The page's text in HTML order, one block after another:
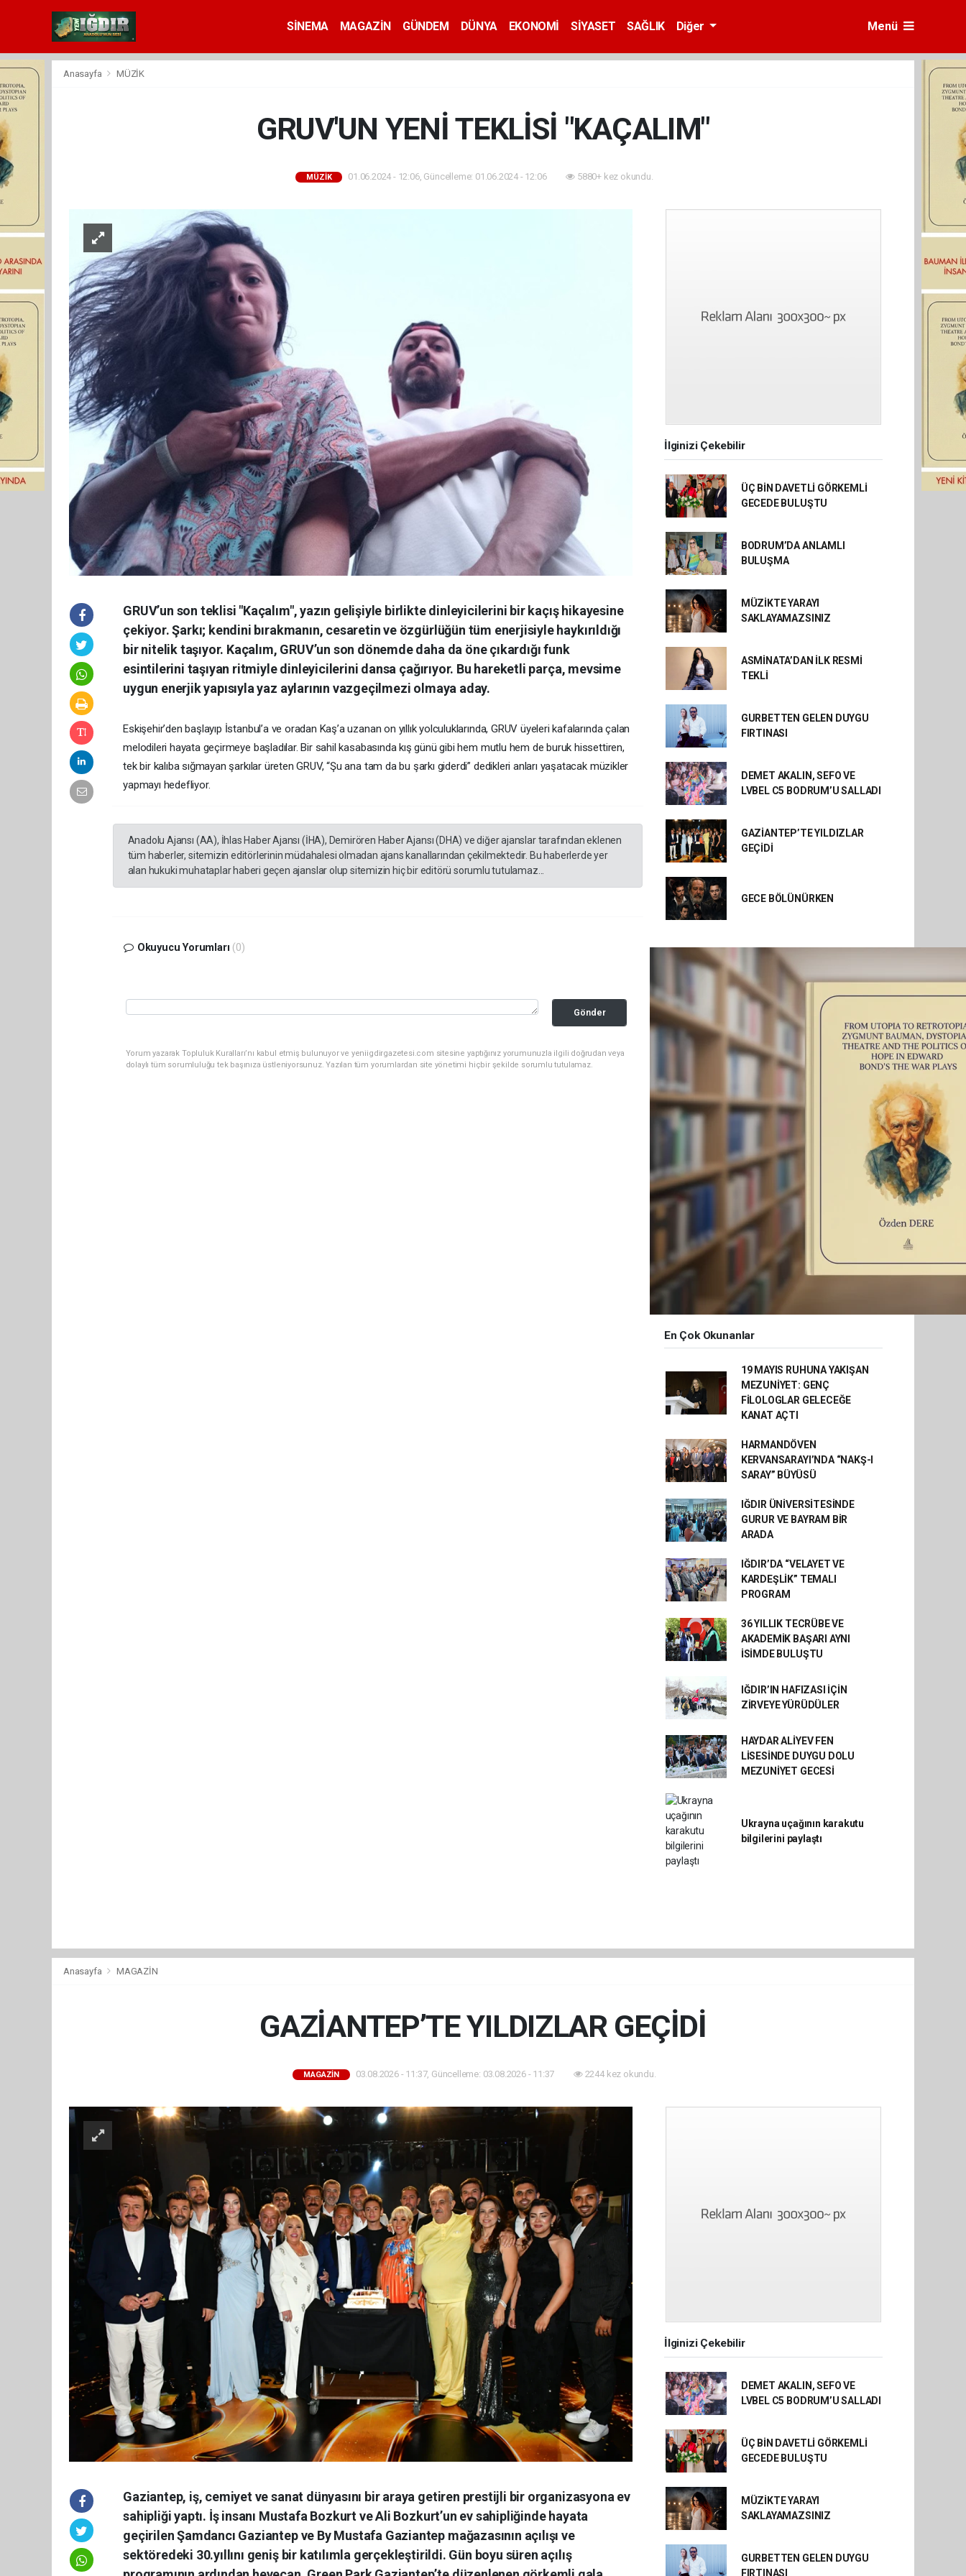
SİNEMA MAGAZİN GÜNDEM DÜNYA EKONOMİ SİYASET SAĞLIK Diğer Menü
Anasayfa MÜZİK
GRUV'UN YENİ TEKLİSİ "KAÇALIM"
MÜZİK 01.06.2024 - 12:06, Güncelleme: 01.06.2024 - 12:06 5880+ kez okundu.
GRUV’un son teklisi "Kaçalım", yazın gelişiyle birlikte dinleyicilerini bir kaçış hikayesine
çekiyor. Şarkı; kendini bırakmanın, cesaretin ve özgürlüğün tüm enerjisiyle haykırıldığı
bir nitelik taşıyor. Kaçalım, GRUV’un son dönemde daha da öne çıkardığı funk
esintilerini taşıyan ritmiyle dinleyicilerini dansa çağırıyor. Bu hareketli parça, mevsime
uygun enerjik yapısıyla yaz aylarının vazgeçilmezi olmaya aday.
Eskişehir’den başlayıp İstanbul’a ve oradan Kaş’a uzanan on yıllık yolculuklarında, GRUV üyeleri kafalarında çalan
melodileri hayata geçirmeye başladılar. Bir sahil kasabasında kış günü gibi hem mutlu hem de buruk hissettiren,
tek bir kalıba sığmayan şarkılar üreten GRUV, “Şu ana tam da bu şarkı giderdi” dedikleri anları yaşatacak müzikler
yapmayı hedefliyor.
Anadolu Ajansı (AA), İhlas Haber Ajansı (İHA), Demirören Haber Ajansı (DHA) ve diğer ajanslar tarafından eklenen
tüm haberler, sitemizin editörlerinin müdahalesi olmadan ajans kanallarından çekilmektedir. Bu haberlerde yer
alan hukuki muhataplar haberi geçen ajanslar olup sitemizin hiç bir editörü sorumlu tutulamaz...
Okuyucu Yorumları (0)
Gönder
Yorum yazarak Topluluk Kuralları’nı kabul etmiş bulunuyor ve yeniigdirgazetesi.com sitesine yaptığınız yorumunuzla ilgili doğrudan veya
dolaylı tüm sorumluluğu tek başınıza üstleniyorsunuz. Yazılan tüm yorumlardan site yönetimi hiçbir şekilde sorumlu tutulamaz.
İlginizi Çekebilir
ÜÇ BİN DAVETLİ GÖRKEMLİ
GECEDE BULUŞTU
BODRUM’DA ANLAMLI
BULUŞMA
MÜZİKTE YARAYI
SAKLAYAMAZSINIZ
ASMİNATA’DAN İLK RESMİ
TEKLİ
GURBETTEN GELEN DUYGU
FIRTINASI
DEMET AKALIN, SEFO VE
LVBEL C5 BODRUM’U SALLADI
GAZİANTEP’TE YILDIZLAR
GEÇİDİ
GECE BÖLÜNÜRKEN
En Çok Okunanlar
19 MAYIS RUHUNA YAKIŞAN
MEZUNİYET: GENÇ
FİLOLOGLAR GELECEĞE
KANAT AÇTI
HARMANDÖVEN
KERVANSARAYI’NDA “NAKŞ-I
SARAY” BÜYÜSÜ
IĞDIR ÜNİVERSİTESİNDE
GURUR VE BAYRAM BİR
ARADA
IĞDIR’DA “VELAYET VE
KARDEŞLİK” TEMALI
PROGRAM
36 YILLIK TECRÜBE VE
AKADEMİK BAŞARI AYNI
İSİMDE BULUŞTU
IĞDIR’IN HAFIZASI İÇİN
ZİRVEYE YÜRÜDÜLER
HAYDAR ALİYEV FEN
LİSESİNDE DUYGU DOLU
MEZUNİYET GECESİ
Ukrayna uçağının karakutu
bilgilerini paylaştı
Anasayfa MAGAZİN
GAZİANTEP’TE YILDIZLAR GEÇİDİ
MAGAZİN 03.08.2026 - 11:37, Güncelleme: 03.08.2026 - 11:37 2244 kez okundu.
Gaziantep, iş, cemiyet ve sanat dünyasını bir araya getiren prestijli bir organizasyona ev
sahipliği yaptı. İş insanı Mustafa Bozkurt ve Ali Bozkurt’un ev sahipliğinde hayata
geçirilen Şamdancı Gaziantep ve By Mustafa Gaziantep mağazasının açılışı ve
sektöredeki 30.yıllını geniş bir katılımla gerçekleştirildi. Gün boyu süren açılış
İlginizi Çekebilir
DEMET AKALIN, SEFO VE
LVBEL C5 BODRUM’U SALLADI
ÜÇ BİN DAVETLİ GÖRKEMLİ
GECEDE BULUŞTU
MÜZİKTE YARAYI
SAKLAYAMAZSINIZ
GURBETTEN GELEN DUYGU
FIRTINASI